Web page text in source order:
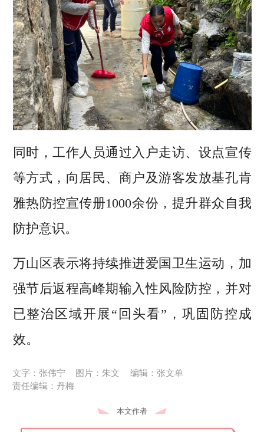
同时，工作人员通过入户走访、设点宣传
等方式，向居民、商户及游客发放基孔肯
雅热防控宣传册1000余份，提升群众自我
防护意识。
万山区表示将持续推进爱国卫生运动，加
强节后返程高峰期输入性风险防控，并对
已整治区域开展“回头看”，巩固防控成
效。
文字：张伟宁 图片：朱文
编辑：张文单
责任编辑：丹梅
本文作者